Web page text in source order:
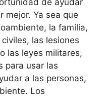
de ayudar
mejor. Ya sea que
la familia,
las lesiones
las leyes militares,
para usar las
a las personas,
Los